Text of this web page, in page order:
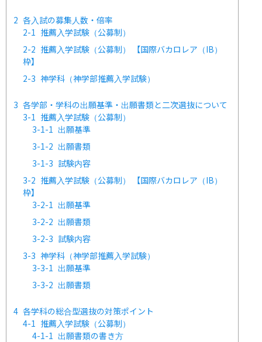
2 各入試の募集人数・倍率
2-1 推薦入学試験（公募制）
2-2 推薦入学試験（公募制） 【国際バカロレア（IB）
枠】
2-3 神学科（神学部推薦入学試験）
3 各学部・学科の出願基準・出願書類と二次選抜について
3-1 推薦入学試験（公募制）
3-1-1 出願基準
3-1-2 出願書類
3-1-3 試験内容
3-2 推薦入学試験（公募制） 【国際バカロレア（IB）
枠】
3-2-1 出願基準
3-2-2 出願書類
3-2-3 試験内容
3-3 神学科（神学部推薦入学試験）
3-3-1 出願基準
3-3-2 出願書類
4 各学科の総合型選抜の対策ポイント
4-1 推薦入学試験（公募制）
4-1-1 出願書類の書き方